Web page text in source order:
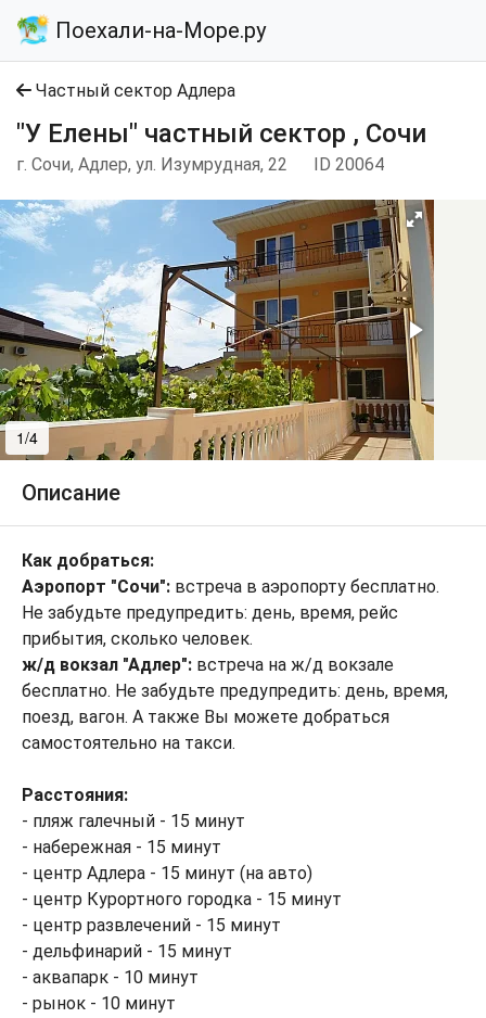
Поехали-на-Море.ру
Частный сектор Адлера
"У Елены" частный сектор , Сочи
г. Сочи, Адлер, ул. Изумрудная, 22 ID 20064
1/4
Описание
Как добраться:
Аэропорт "Сочи": встреча в аэропорту бесплатно.
Не забудьте предупредить: день, время, рейс
прибытия, сколько человек.
ж/д вокзал "Адлер": встреча на ж/д вокзале
бесплатно. Не забудьте предупредить: день, время,
поезд, вагон. А также Вы можете добраться
самостоятельно на такси.
Расстояния:
- пляж галечный - 15 минут
- набережная - 15 минут
- центр Адлера - 15 минут (на авто)
- центр Курортного городка - 15 минут
- центр развлечений - 15 минут
- дельфинарий - 15 минут
- аквапарк - 10 минут
- рынок - 10 минут